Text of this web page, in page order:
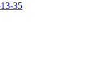
35